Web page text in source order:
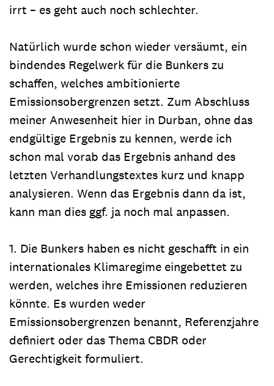
irrt – es geht auch noch schlechter.
Natürlich wurde schon wieder versäumt, ein
bindendes Regelwerk für die Bunkers zu
schaffen, welches ambitionierte
Emissionsobergrenzen setzt. Zum Abschluss
meiner Anwesenheit hier in Durban, ohne das
endgültige Ergebnis zu kennen, werde ich
schon mal vorab das Ergebnis anhand des
letzten Verhandlungstextes kurz und knapp
analysieren. Wenn das Ergebnis dann da ist,
kann man dies ggf. ja noch mal anpassen.
1. Die Bunkers haben es nicht geschafft in ein
internationales Klimaregime eingebettet zu
werden, welches ihre Emissionen reduzieren
könnte. Es wurden weder
Emissionsobergrenzen benannt, Referenzjahre
definiert oder das Thema CBDR oder
Gerechtigkeit formuliert.